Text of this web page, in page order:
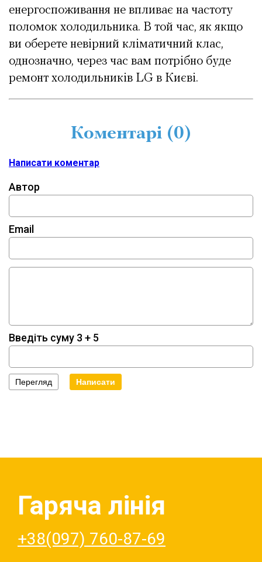
енергоспоживання не впливає на частоту
поломок холодильника. В той час, як якщо
ви оберете невірний кліматичний клас,
однозначно, через час вам потрібно буде
ремонт холодильників LG в Києві.
Коментарі (0)
Написати коментар
Автор
Email
Введіть суму 3 + 5
Гаряча лінія
+38(097) 760-87-69